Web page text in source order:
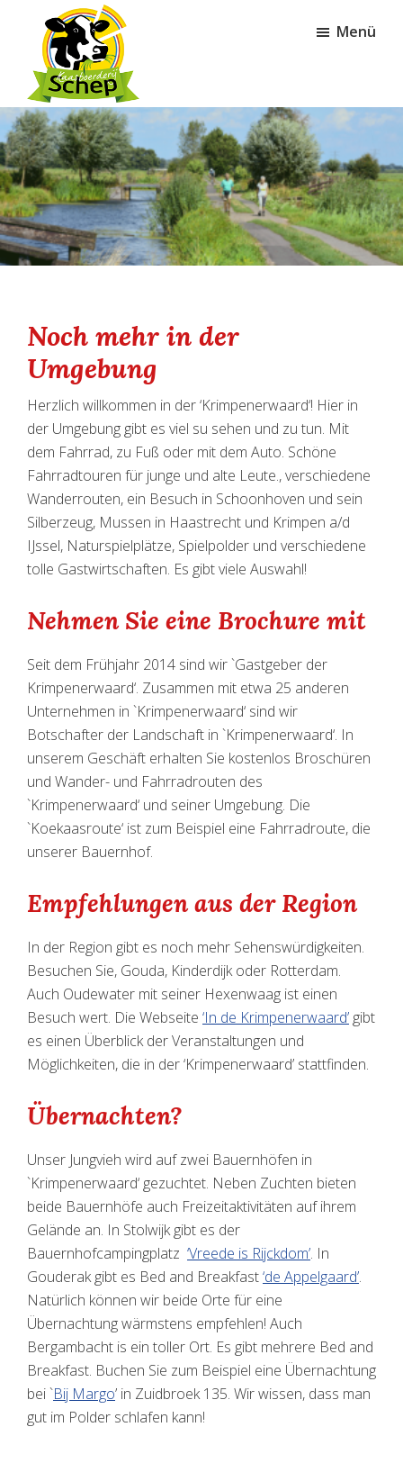
springen
Fußzeile
springen
Kaasboerderij
Schep
Menü
Noch mehr in der
Umgebung
Herzlich willkommen in der ‘Krimpenerwaard‘! Hier in
der Umgebung gibt es viel su sehen und zu tun. Mit
dem Fahrrad, zu Fuß oder mit dem Auto. Schöne
Fahrradtouren für junge und alte Leute., verschiedene
Wanderrouten, ein Besuch in Schoonhoven und sein
Silberzeug, Mussen in Haastrecht und Krimpen a/d
IJssel, Naturspielplätze, Spielpolder und verschiedene
tolle Gastwirtschaften. Es gibt viele Auswahl!
Nehmen Sie eine Brochure mit
Seit dem Frühjahr 2014 sind wir `Gastgeber der
Krimpenerwaard‘. Zusammen mit etwa 25 anderen
Unternehmen in `Krimpenerwaard‘ sind wir
Botschafter der Landschaft in `Krimpenerwaard‘. In
unserem Geschäft erhalten Sie kostenlos Broschüren
und Wander- und Fahrradrouten des
`Krimpenerwaard‘ und seiner Umgebung. Die
`Koekaasroute‘ ist zum Beispiel eine Fahrradroute, die
unserer Bauernhof.
Empfehlungen aus der Region
In der Region gibt es noch mehr Sehenswürdigkeiten.
Besuchen Sie, Gouda, Kinderdijk oder Rotterdam.
Auch Oudewater mit seiner Hexenwaag ist einen
Besuch wert. Die Webseite ‘In de Krimpenerwaard’ gibt
es einen Überblick der Veranstaltungen und
Möglichkeiten, die in der ‘Krimpenerwaard’ stattfinden.
Übernachten?
Unser Jungvieh wird auf zwei Bauernhöfen in
`Krimpenerwaard‘ gezuchtet. Neben Zuchten bieten
beide Bauernhöfe auch Freizeitaktivitäten auf ihrem
Gelände an. In Stolwijk gibt es der
Bauernhofcampingplatz ‘Vreede is Rijckdom’. In
Gouderak gibt es Bed and Breakfast‘de Appelgaard’.
Natürlich können wir beide Orte für eine
Übernachtung wärmstens empfehlen! Auch
Bergambacht is ein toller Ort. Es gibt mehrere Bed and
Breakfast. Buchen Sie zum Beispiel eine Übernachtung
bei `Bij Margo’ in Zuidbroek 135. Wir wissen, dass man
gut im Polder schlafen kann!